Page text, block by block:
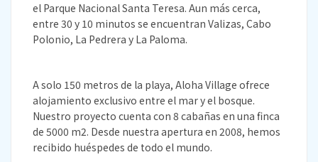
el Parque Nacional Santa Teresa. Aun más cerca,
entre 30 y 10 minutos se encuentran Valizas, Cabo
Polonio, La Pedrera y La Paloma.
A solo 150 metros de la playa, Aloha Village ofrece
alojamiento exclusivo entre el mar y el bosque.
Nuestro proyecto cuenta con 8 cabañas en una finca
de 5000 m2. Desde nuestra apertura en 2008, hemos
recibido huéspedes de todo el mundo.